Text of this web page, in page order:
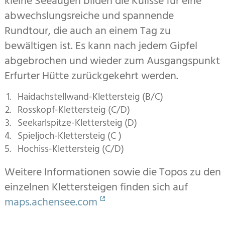
abwechslungsreiche und spannende
Rundtour, die auch an einem Tag zu
bewältigen ist. Es kann nach jedem Gipfel
abgebrochen und wieder zum Ausgangspunkt
Erfurter Hütte zurückgekehrt werden.
Haidachstellwand-Klettersteig (B/C)
Rosskopf-Klettersteig (C/D)
Seekarlspitze-Klettersteig (D)
Spieljoch-Klettersteig (C )
Hochiss-Klettersteig (C/D)
Weitere Informationen sowie die Topos zu den
einzelnen Klettersteigen finden sich auf
maps.achensee.com